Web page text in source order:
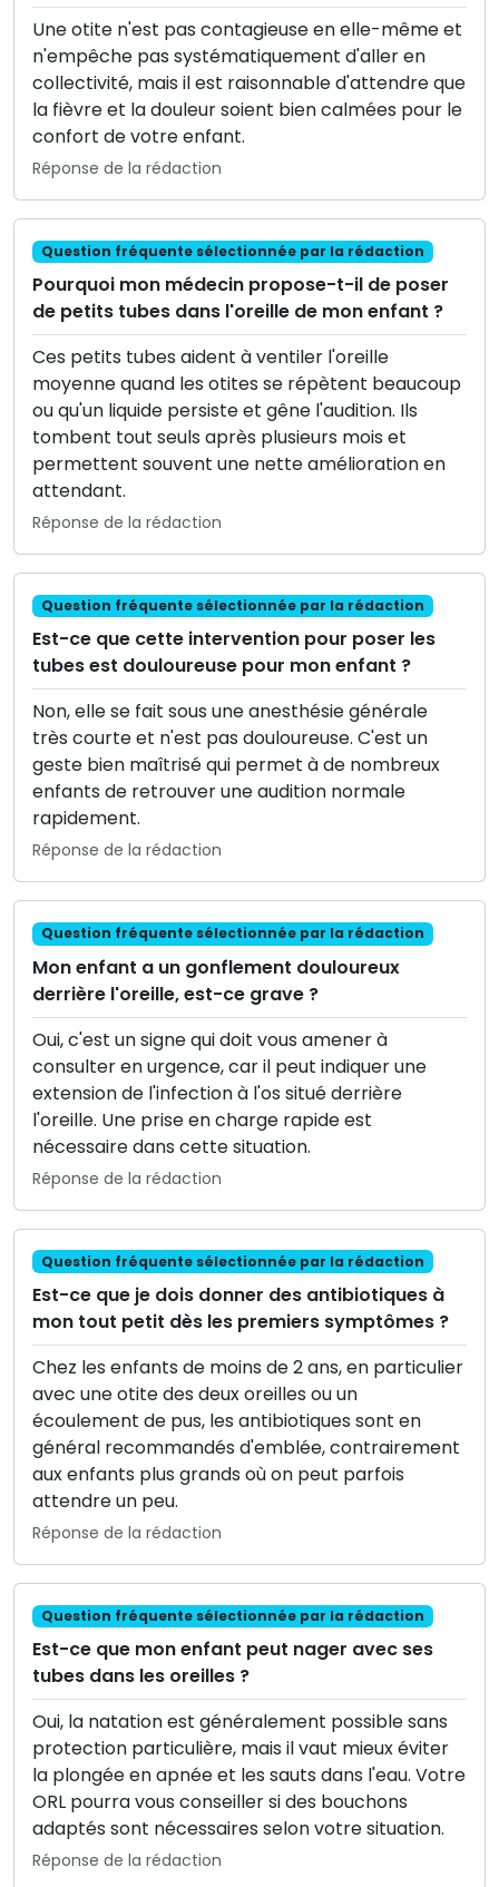
Une otite n'est pas contagieuse en elle-même et
n'empêche pas systématiquement d'aller en
collectivité, mais il est raisonnable d'attendre que
la fièvre et la douleur soient bien calmées pour le
confort de votre enfant.
Réponse de la rédaction
Question fréquente sélectionnée par la rédaction
Pourquoi mon médecin propose-t-il de poser
de petits tubes dans l'oreille de mon enfant ?
Ces petits tubes aident à ventiler l'oreille
moyenne quand les otites se répètent beaucoup
ou qu'un liquide persiste et gêne l'audition. Ils
tombent tout seuls après plusieurs mois et
permettent souvent une nette amélioration en
attendant.
Réponse de la rédaction
Question fréquente sélectionnée par la rédaction
Est-ce que cette intervention pour poser les
tubes est douloureuse pour mon enfant ?
Non, elle se fait sous une anesthésie générale
très courte et n'est pas douloureuse. C'est un
geste bien maîtrisé qui permet à de nombreux
enfants de retrouver une audition normale
rapidement.
Réponse de la rédaction
Question fréquente sélectionnée par la rédaction
Mon enfant a un gonflement douloureux
derrière l'oreille, est-ce grave ?
Oui, c'est un signe qui doit vous amener à
consulter en urgence, car il peut indiquer une
extension de l'infection à l'os situé derrière
l'oreille. Une prise en charge rapide est
nécessaire dans cette situation.
Réponse de la rédaction
Question fréquente sélectionnée par la rédaction
Est-ce que je dois donner des antibiotiques à
mon tout petit dès les premiers symptômes ?
Chez les enfants de moins de 2 ans, en particulier
avec une otite des deux oreilles ou un
écoulement de pus, les antibiotiques sont en
général recommandés d'emblée, contrairement
aux enfants plus grands où on peut parfois
attendre un peu.
Réponse de la rédaction
Question fréquente sélectionnée par la rédaction
Est-ce que mon enfant peut nager avec ses
tubes dans les oreilles ?
Oui, la natation est généralement possible sans
protection particulière, mais il vaut mieux éviter
la plongée en apnée et les sauts dans l'eau. Votre
ORL pourra vous conseiller si des bouchons
adaptés sont nécessaires selon votre situation.
Réponse de la rédaction